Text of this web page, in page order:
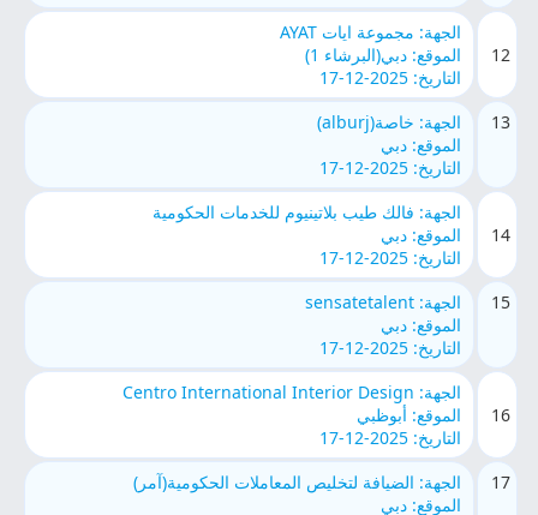
12
الجهة: مجموعة ايات AYAT
الموقع: دبي(البرشاء 1)
التاريخ: 2025-12-17
13
الجهة: خاصة(alburj)
الموقع: دبي
التاريخ: 2025-12-17
14
الجهة: فالك طيب بلاتينيوم للخدمات الحكومية
الموقع: دبي
التاريخ: 2025-12-17
15
الجهة: sensatetalent
الموقع: دبي
التاريخ: 2025-12-17
16
الجهة: Centro International Interior Design
الموقع: أبوظبي
التاريخ: 2025-12-17
17
الجهة: الضيافة لتخليص المعاملات الحكومية(آمر)
الموقع: دبي